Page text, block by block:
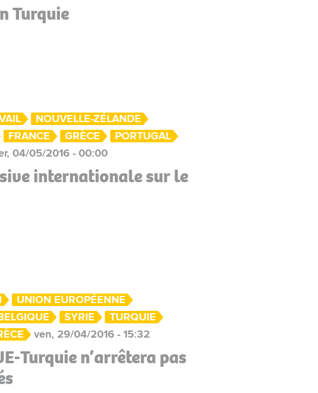
Turquie
NOUVELLE-ZÉLANDE
FRANCE GRÈCE
PORTUGAL
04/05/2016 - 00:00
internationale sur le
UNION EUROPÉENNE
SYRIE
TURQUIE
ven, 29/04/2016 - 15:32
Turquie n’arrêtera pas